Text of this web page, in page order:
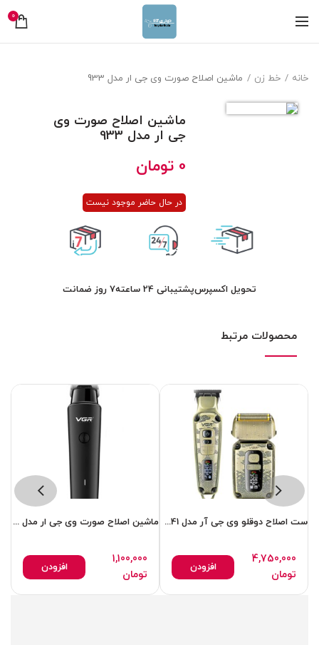
0
خانه خط زن ماشین اصلاح صورت وی جی ار مدل 933
ماشین اصلاح صورت وی
جی ار مدل 933
0 تومان
در حال حاضر موجود نیست
تحویل اکسپرسپشتیبانی 24 ساعته 7 روز ضمانت
محصولات مرتبط
ست اصلاح دوقلو وی جی آر مدل 641 خط زن وشیور عالی
4,750,000
تومان
افزودن
ماشین اصلاح صورت وی جی ار مدل 933
1,100,000
تومان
افزودن